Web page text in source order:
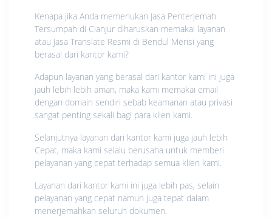
Kenapa jika Anda memerlukan Jasa Penterjemah
Tersumpah di Cianjur diharuskan memakai layanan
atau Jasa Translate Resmi di Bendul Merisi yang
berasal dari kantor kami?
Adapun layanan yang berasal dari kantor kami ini juga
jauh lebih lebih aman, maka kami memakai email
dengan domain sendiri sebab keamanan atau privasi
sangat penting sekali bagi para klien kami.
Selanjutnya layanan dari kantor kami juga jauh lebih
Cepat, maka kami selalu berusaha untuk memberi
pelayanan yang cepat terhadap semua klien kami.
Layanan dari kantor kami ini juga lebih pas, selain
pelayanan yang cepat namun juga tepat dalam
menerjemahkan seluruh dokumen.